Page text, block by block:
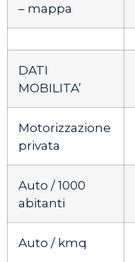
– mappa
DATI
MOBILITA’
Motorizzazione
privata
Auto / 1000
abitanti
Auto / kmq